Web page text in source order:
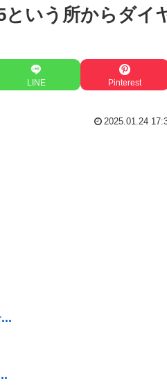
いう所からダイ
LINE Pinterest
2025.01.24